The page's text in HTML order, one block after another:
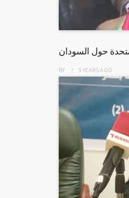
حول السودان
BY 5 YEARSAGO